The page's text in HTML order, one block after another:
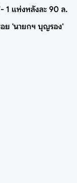
1 แห่งหลังละ 90 ล.
ย 'นายกฯ บุญรอง'